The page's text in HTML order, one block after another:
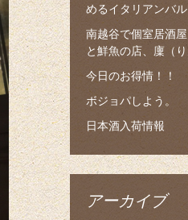
めるイタリアンバ
南越谷で個室居酒
と鮮魚の店、廩（
今日のお得情！！
ボジョパしよう。
日本酒入荷情報
アーカイブ